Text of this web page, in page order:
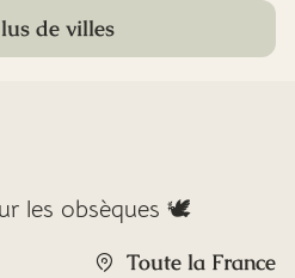
de villes
les obsèques 🕊️
Toute la France